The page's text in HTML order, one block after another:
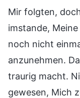
Mir folgten,
imstande,
noch nicht
anzunehmen.
traurig macht.
gewesen, Mich